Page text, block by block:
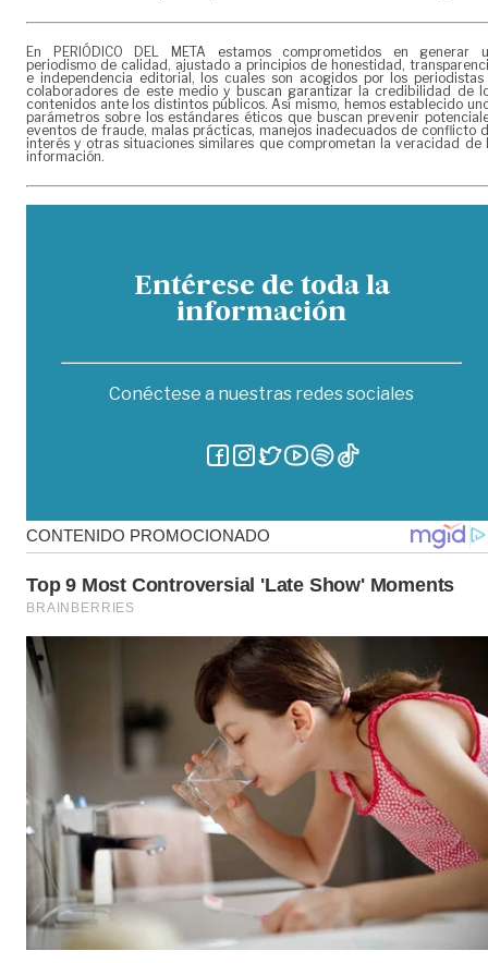
En PERIÓDICO DEL META estamos comprometidos en generar
periodismo de calidad, ajustado a principios de honestidad,
e independencia editorial, los cuales son acogidos por los periodistas
colaboradores de este medio y buscan garantizar la credibilidad de
contenidos ante los distintos públicos. Así mismo, hemos establecido
parámetros sobre los estándares éticos que buscan prevenir
eventos de fraude, malas prácticas, manejos inadecuados de conflicto
interés y otras situaciones similares que comprometan la veracidad de
información.
Entérese de toda la
información
Conéctese a nuestras redes sociales